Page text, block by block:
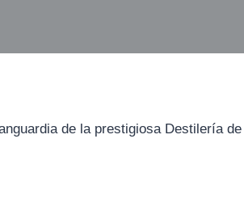
de la prestigiosa Destilería de